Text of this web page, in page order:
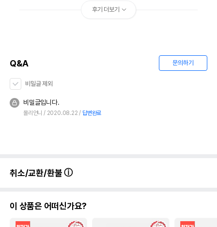
후기 더보기
Q&A 문의하기
비밀글 제외
비밀글입니다.
몰리언니 2020.08.22 답변완료
취소/교환/환불
이 상품은 어떠신가요?